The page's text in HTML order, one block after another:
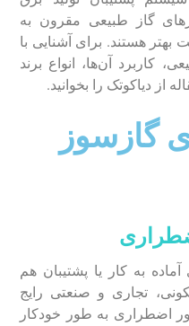
گاز طبیعی مقرون به
هستند. برای آشنایی با
کاربرد آن‌ها، انواع برند
از دیاکوتک را بخوانید.
گازسوز
به کار یا پشتیبان هم
تجاری و صنعتی رایج
اضطراری به طور خودکار